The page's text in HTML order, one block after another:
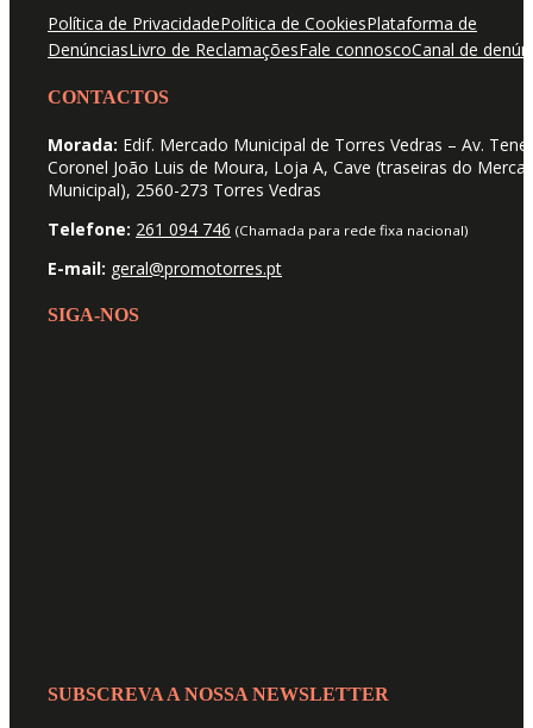
Política de PrivacidadePolítica de CookiesPlataforma de
DenúnciasLivro de ReclamaçõesFale connoscoCanal de
CONTACTOS
Morada: Edif. Mercado Municipal de Torres Vedras – Av.
Coronel João Luis de Moura, Loja A, Cave (traseiras do
Municipal), 2560-273 Torres Vedras
Telefone: 261 094 746 (Chamada para rede fixa nacional)
E-mail: geral@promotorres.pt
SIGA-NOS
SUBSCREVA A NOSSA NEWSLETTER